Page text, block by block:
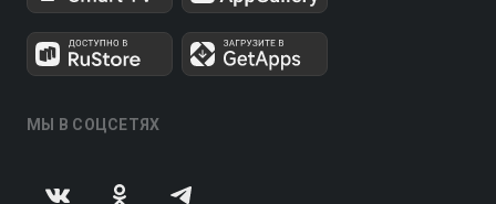
МЫ В СОЦСЕТЯХ